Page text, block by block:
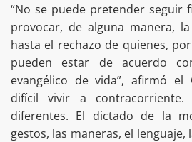
“No se puede pretender seguir
provocar, de alguna manera,
hasta el rechazo de quienes,
pueden estar de acuerdo
evangélico de vida”, afirmó el
difícil vivir a
diferentes. El dictado de la
gestos, las maneras, el lenguaje,